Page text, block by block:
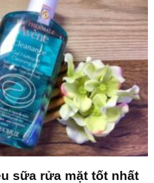
sữa rửa mặt tốt nhất